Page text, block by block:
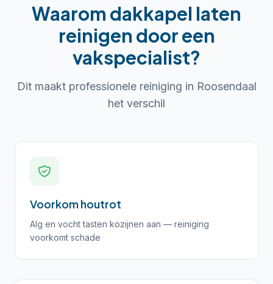
Waarom dakkapel laten
reinigen door een
vakspecialist?
Dit maakt professionele reiniging in Roosendaal
het verschil
Voorkom houtrot
Alg en vocht tasten kozijnen aan — reiniging
voorkomt schade